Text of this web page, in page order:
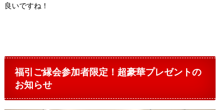
良いですね！
福引ご縁会参加者限定！超豪華プレゼントの
お知らせ